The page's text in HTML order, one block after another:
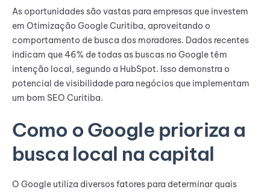
As oportunidades são vastas para empresas que investem
em Otimização Google Curitiba, aproveitando o
comportamento de busca dos moradores. Dados recentes
indicam que 46% de todas as buscas no Google têm
intenção local, segundo a HubSpot. Isso demonstra o
potencial de visibilidade para negócios que implementam
um bom SEO Curitiba.
Como o Google prioriza a
busca local na capital
O Google utiliza diversos fatores para determinar quais